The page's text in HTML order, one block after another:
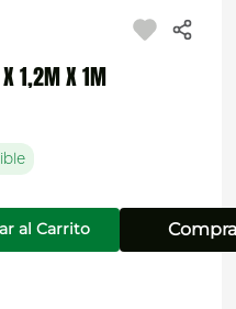
1,2M X 1M
al Carrito